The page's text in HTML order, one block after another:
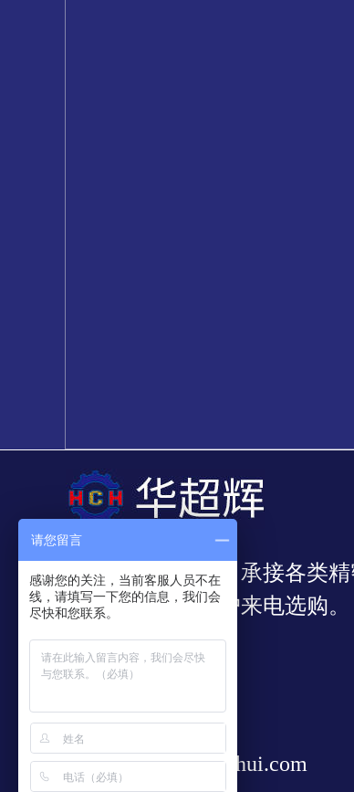
我公司专业从事：承接各类
靠，欢迎新老客户来电选购。
297085327
13528828938
sale@huachaohui.com
请您留言
感谢您的关注，当前客服人员不在
线，请填写一下您的信息，我们会
尽快和您联系。